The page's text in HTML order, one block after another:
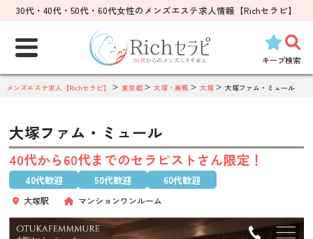
30代・40代・50代・60代女性のメンズエステ求人情報【Richセラピ】
キープ検索
索:
メンズエステ求人【Richセラピ】 東京都 大塚・巣鴨 大塚 大塚ファム・ミュール
大塚ファム・ミュール
40代から60代までのセラピストさん限定！
40代歓迎 50代歓迎 60代歓迎
大塚駅 マンションワンルーム